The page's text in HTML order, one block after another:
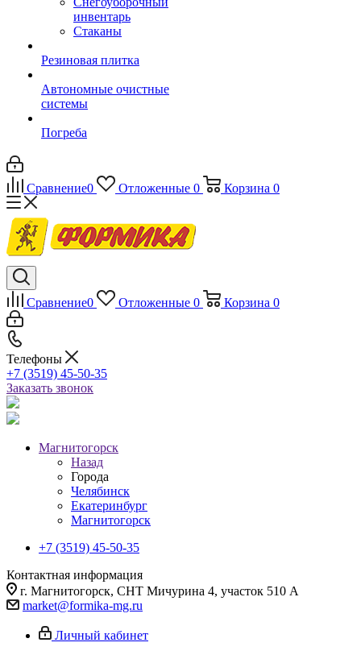
инвентарь
Стаканы
Резиновая плитка
Автономные очистные
системы
Погреба
Сравнение0 Отложенные 0 Корзина 0
Сравнение0 Отложенные 0 Корзина 0
Телефоны
+7 (3519) 45-50-35
Заказать звонок
Магнитогорск
Назад
Города
Челябинск
Екатеринбург
Магнитогорск
+7 (3519) 45-50-35
Контактная информация
г. Магнитогорск, СНТ Мичурина 4, участок 510 А
market@formika-mg.ru
Личный кабинет